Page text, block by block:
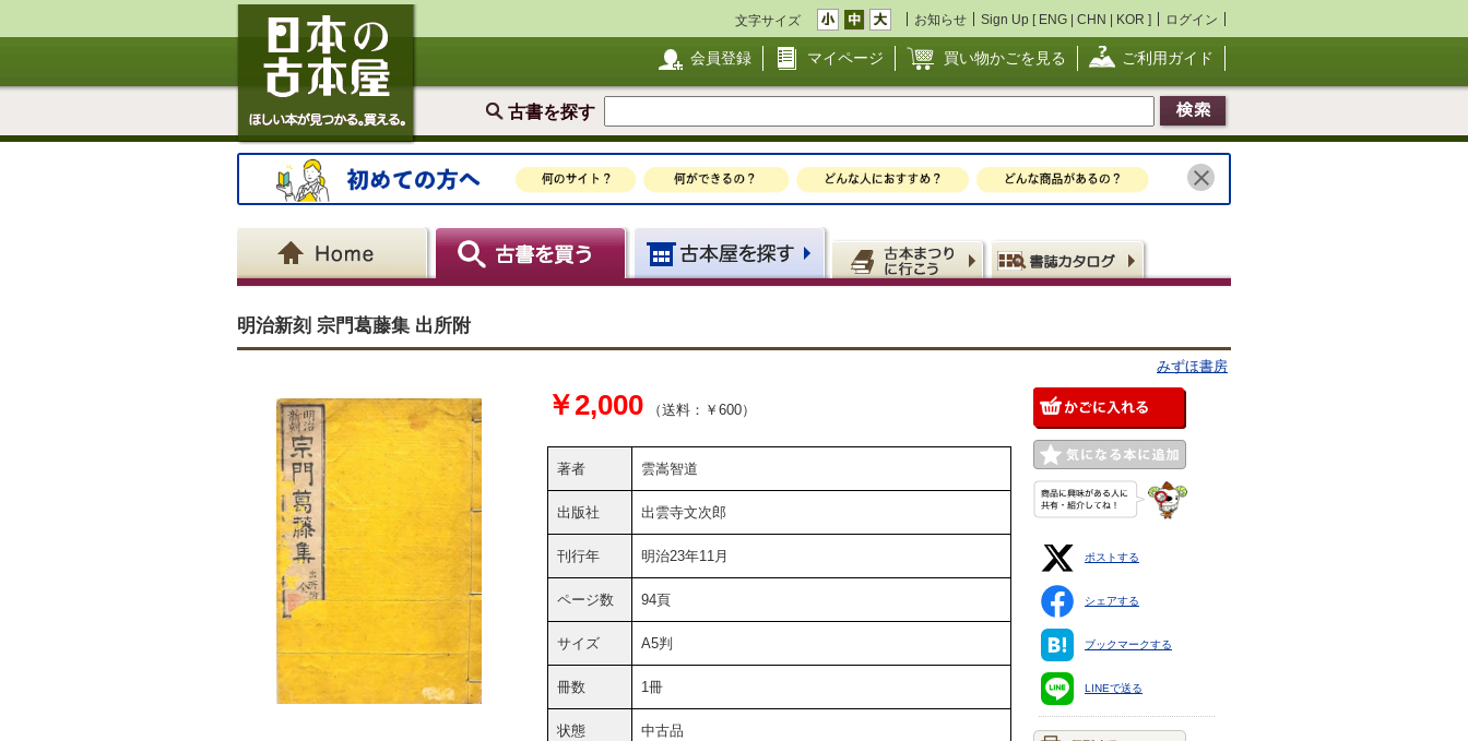
文字サイズ お知らせ Sign Up [ ENG | CHN | KOR ] ログイン
会員登録 マイページ 買い物かごを見る ご利用ガイド
古書を探す
明治新刻 宗門葛藤集 出所附
みずほ書房
￥2,000 （送料：￥600）
著者 雲嵩智道
出版社 出雲寺文次郎
刊行年 明治23年11月
ページ数 94頁
サイズ A5判
冊数 1冊
状態 中古品
ポストする
シェアする
ブックマークする
LINEで送る